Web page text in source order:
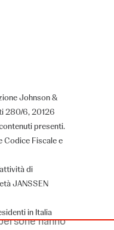
Johnson &
280/6, 20126
presenti.
Fiscale e
di
JANSSEN
in Italia
hanno